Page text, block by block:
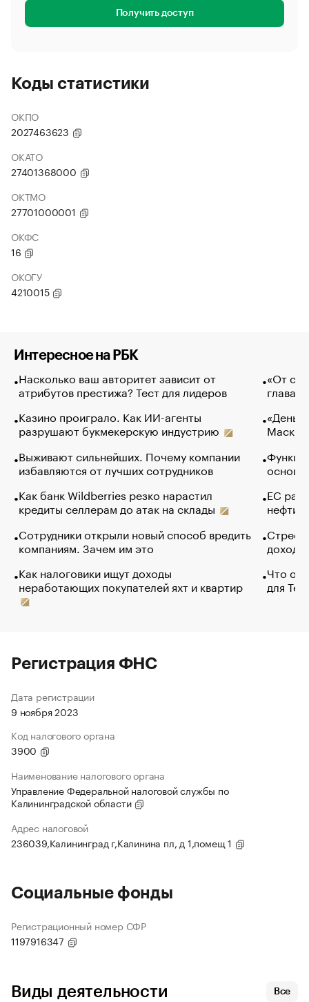
Получить доступ
Коды статистики
ОКПО
2027463623
ОКАТО
27401368000
ОКТМО
27701000001
ОКФС
16
ОКОГУ
4210015
Интересное на РБК
Насколько ваш авторитет зависит от
атрибутов престижа? Тест для лидеров
Казино проиграло. Как ИИ-агенты
разрушают букмекерскую индустрию
Выживают сильнейших. Почему компании
избавляются от лучших сотрудников
Как банк Wildberries резко нарастил
кредиты селлерам до атак на склады
Сотрудники открыли новый способ вредить
компаниям. Зачем им это
Как налоговики ищут доходы
неработающих покупателей яхт и квартир
«От
глава
Маск в
основ
ЕС
нефти
Что
для
Регистрация ФНС
Дата регистрации
9 ноября 2023
Код налогового органа
3900
Наименование налогового органа
Управление Федеральной налоговой службы по
Калининградской области
Адрес налоговой
236039,Калининград г,Калинина пл, д 1,помещ 1
Социальные фонды
Регистрационный номер СФР
1197916347
Виды деятельности Все